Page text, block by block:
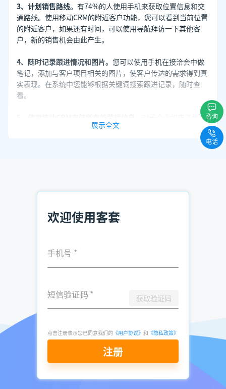
3、计划销售路线。 有74%的人使用手机来获取位置信息和交
通路线。使用移动CRM的附近客户功能，您可以看到当前位置
的附近客户，如果还有时间，可以使用导航拜访一下其他客
户，新的销售机会由此产生。
4、随时记录跟进情况和图片。 您可以使用手机在接洽会中做
笔记，添加与客户项目相关的图片，使客户传达的需求得到真
实表现。在系统中您能够根据关键词搜索跟进记录，随时查
看。
对于企业的电子信息
(视频、PPT、文档等)，云磁盘的使用往往受到下载速度的限
制，并在关键时刻推迟销售进度。使用移动CRM，您可以与团
队分享企业信息，及时掌握最新的产品动态，以丰富的媒体形
CRM，那CRM可能成为一种负担，经过一天的外出销售，员工
也能够轻松管理客户信息，而不必非要打开笨重的电脑。
推荐阅读：
你不可忽略的crm软件系统的发展趋势
中小型企业需要配置什么样的CRM系统
展示全文
欢迎使用客套
手机号 *
短信验证码 * 获取验证码
点击注册表示您已同意我们的 《用户协议》 和 《隐私政策》
注册
咨询
电话